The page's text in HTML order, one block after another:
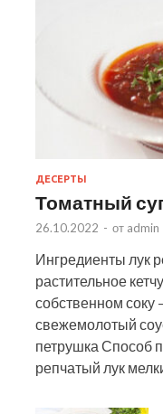
ДЕСЕРТЫ
Томатный
26.10.2022 - от admin
Ингредиенты лук
растительное
собственном соку
свежемолотый
петрушка Способ
репчатый лук